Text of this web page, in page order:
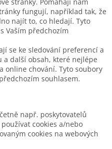
fungují, například tak, že
najít to, co hledají. Tyto
Vaším předchozím
se ke sledování preferencí a
další obsah, které nejlépe
online chování. Tyto soubory
souhlasem.
např. poskytovatelů
cookies a/nebo
cookies na webových